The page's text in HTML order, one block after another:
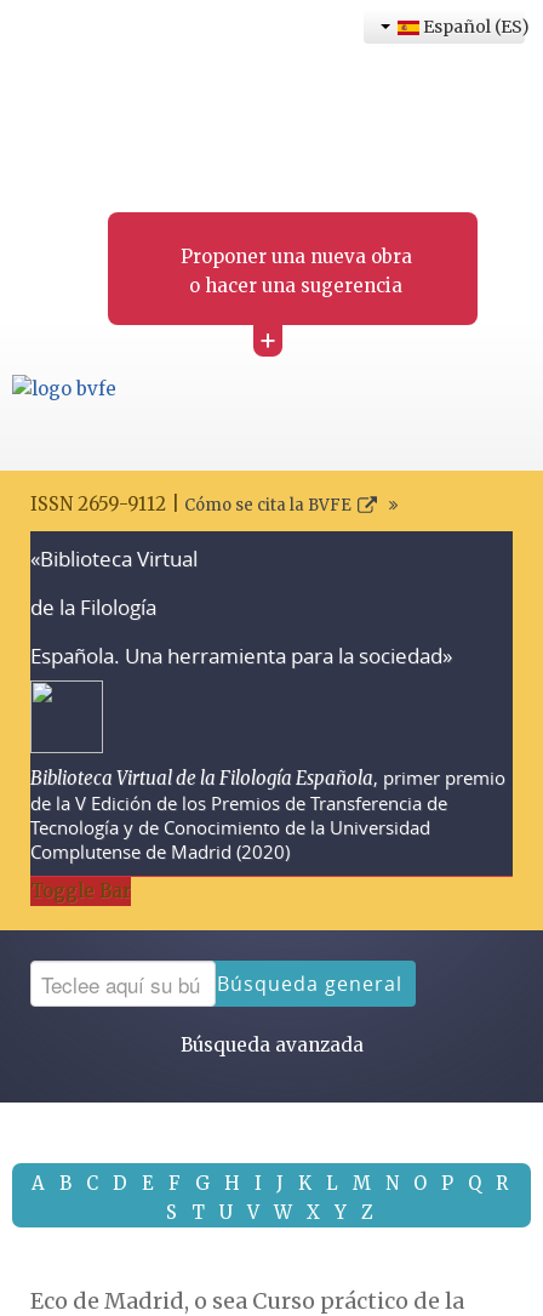
Proponer una nueva obra
o hacer una sugerencia
+
Español (ES)
ISSN 2659-9112 | Cómo se cita la BVFE
«Biblioteca Virtual
de la Filología
Española. Una herramienta para la sociedad»
Biblioteca Virtual de la Filología Española, primer premio
de la V Edición de los Premios de Transferencia de
Tecnología y de Conocimiento de la Universidad
Complutense de Madrid (2020)
Toggle Bar
Búsqueda general
Búsqueda avanzada
A B C D E F G H I J K L M N O P Q
R
S
T U V W X Y Z
Eco de Madrid, o sea Curso práctico de la